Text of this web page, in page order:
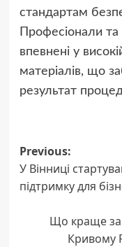
стандартам
Професіонали
впевнені у
матеріалів, що
результат
Post
Previous:
У Вінниці
підтримку для
Що краще
Кривому